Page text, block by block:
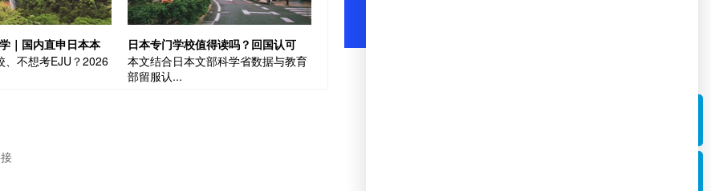
｜国内直申日本本
、免EJU，3所院校
、不想考EJU？2026
日本专门学校值得读吗？回国认可
吗？一文讲清利弊+认证规则
本文结合日本文部科学省数据与教育
部留服认...